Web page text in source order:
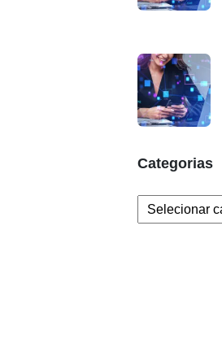
Categorias